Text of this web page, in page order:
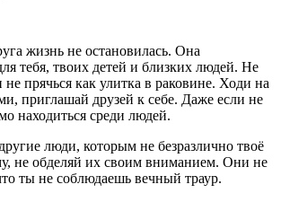
жизнь не остановилась. Она
тебя, твоих детей и близких людей. Не
не прячься как улитка в раковине. Ходи на
приглашай друзей к себе. Даже если не
находиться среди людей.
люди, которым не безразлично твоё
не обделяй их своим вниманием. Они не
ты не соблюдаешь вечный траур.